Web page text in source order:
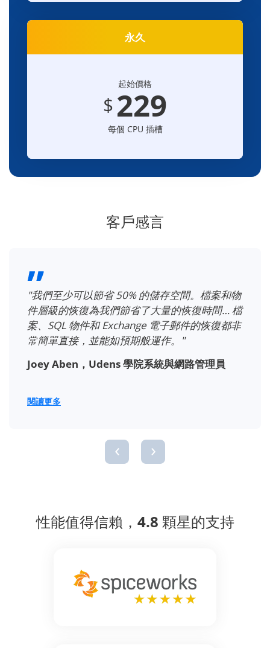
永久
起始價格
$229
每個 CPU 插槽
客戶感言
"我們至少可以節省 50% 的儲存空間。檔案和物
件層級的恢復為我們節省了大量的恢復時間… 檔
案、SQL 物件和 Exchange 電子郵件的恢復都非
常簡單直接，並能如預期般運作。"
Joey Aben，Udens 學院系統與網路管理員
閱讀更多
‹ ›
性能值得信賴，4.8 顆星的支持